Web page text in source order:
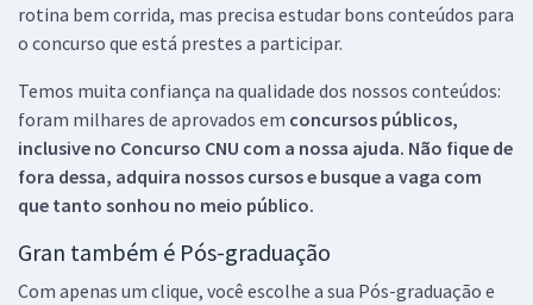
rotina bem corrida, mas precisa estudar bons conteúdos para
o concurso que está prestes a participar.
Temos muita confiança na qualidade dos nossos conteúdos:
foram milhares de aprovados em concursos públicos,
inclusive no Concurso CNU com a nossa ajuda. Não fique de
fora dessa, adquira nossos cursos e busque a vaga com
que tanto sonhou no meio público.
Gran também é Pós-graduação
Com apenas um clique, você escolhe a sua Pós-graduação e